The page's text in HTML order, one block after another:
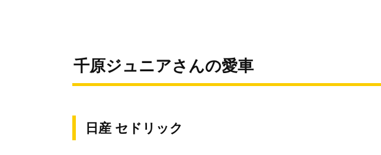
千原ジュニアさんの愛車
日産 セドリック